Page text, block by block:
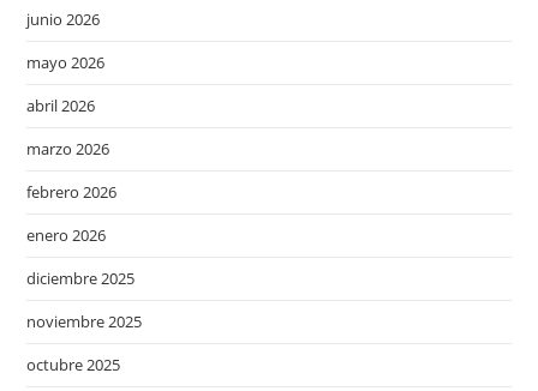
junio 2026
mayo 2026
abril 2026
marzo 2026
febrero 2026
enero 2026
diciembre 2025
noviembre 2025
octubre 2025